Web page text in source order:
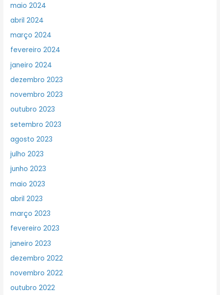
maio 2024
abril 2024
março 2024
fevereiro 2024
janeiro 2024
dezembro 2023
novembro 2023
outubro 2023
setembro 2023
agosto 2023
julho 2023
junho 2023
maio 2023
abril 2023
março 2023
fevereiro 2023
janeiro 2023
dezembro 2022
novembro 2022
outubro 2022